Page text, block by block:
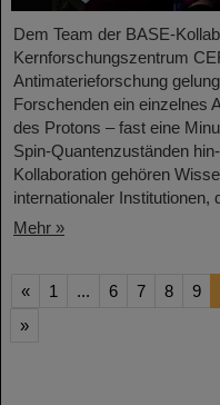
Dem Team der BASE-
Kernforschungszentrum
Antimaterieforschung
Forschenden ein einzelnes
des Protons – fast eine
Spin-Quantenzuständen
Kollaboration gehören
internationaler Institutionen,
Mehr »
« 1 ... 6 7 8 9
»